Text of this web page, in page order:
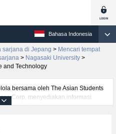
Bahasa Indonesia
sarjana di Jepang > Mencari tempat
> Nagasaki University >
and Technology
bersama oleh The Asian Students
Corp. menyediakan informasi
universitas yunior, akademi